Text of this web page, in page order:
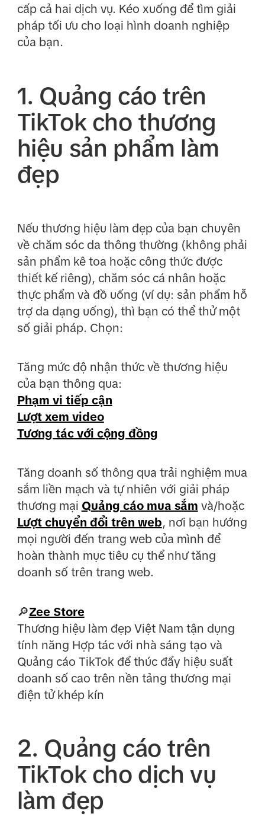
cấp cả hai dịch vụ. Kéo xuống để tìm giải
pháp tối ưu cho loại hình doanh nghiệp
của bạn.
1. Quảng cáo trên
TikTok cho thương
hiệu sản phẩm làm
đẹp
Nếu thương hiệu làm đẹp của bạn chuyên
về chăm sóc da thông thường (không phải
sản phẩm kê toa hoặc công thức được
thiết kế riêng), chăm sóc cá nhân hoặc
thực phẩm và đồ uống (ví dụ: sản phẩm hỗ
trợ da dạng uống), thì bạn có thể thử một
số giải pháp. Chọn:
Tăng mức độ nhận thức về thương hiệu
của bạn thông qua:
Phạm vi tiếp cận
Lượt xem video
Tương tác với cộng đồng
Tăng doanh số thông qua trải nghiệm mua
sắm liền mạch và tự nhiên với giải pháp
thương mại Quảng cáo mua sắm và/hoặc
Lượt chuyển đổi trên web, nơi bạn hướng
mọi người đến trang web của mình để
hoàn thành mục tiêu cụ thể như tăng
doanh số trên trang web.
🔎Zee Store
Thương hiệu làm đẹp Việt Nam tận dụng
tính năng Hợp tác với nhà sáng tạo và
Quảng cáo TikTok để thúc đẩy hiệu suất
doanh số cao trên nền tảng thương mại
điện tử khép kín
2. Quảng cáo trên
TikTok cho dịch vụ
làm đẹp